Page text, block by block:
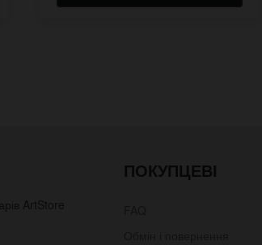
ПОКУПЦЕВІ